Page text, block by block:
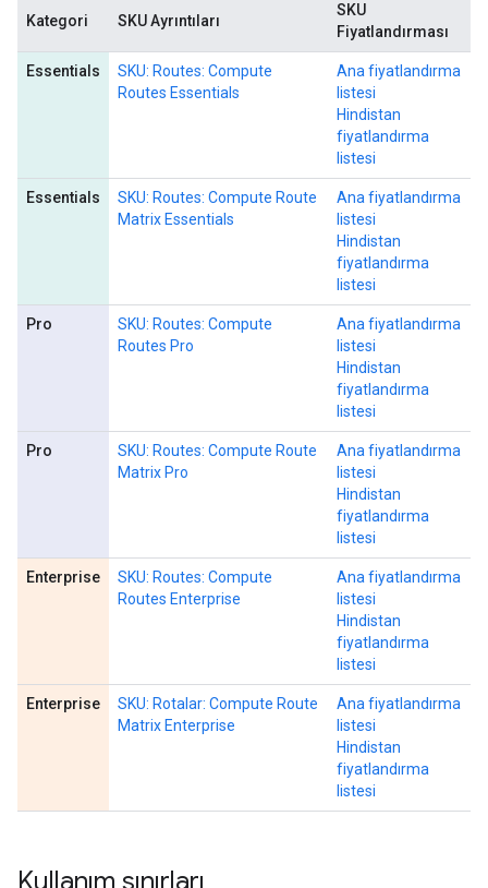
Kategori SKU Ayrıntıları
SKU
Fiyatlandırması
Essentials
SKU: Routes: Compute
Routes Essentials
Ana fiyatlandırma
listesi
Hindistan
fiyatlandırma
listesi
Essentials
SKU: Routes: Compute Route
Matrix Essentials
Ana fiyatlandırma
listesi
Hindistan
fiyatlandırma
listesi
Pro
SKU: Routes: Compute
Routes Pro
Ana fiyatlandırma
listesi
Hindistan
fiyatlandırma
listesi
Pro
SKU: Routes: Compute Route
Matrix Pro
Ana fiyatlandırma
listesi
Hindistan
fiyatlandırma
listesi
Enterprise
SKU: Routes: Compute
Routes Enterprise
Ana fiyatlandırma
listesi
Hindistan
fiyatlandırma
listesi
Enterprise
SKU: Rotalar: Compute Route
Matrix Enterprise
Ana fiyatlandırma
listesi
Hindistan
fiyatlandırma
listesi
Kullanım sınırları